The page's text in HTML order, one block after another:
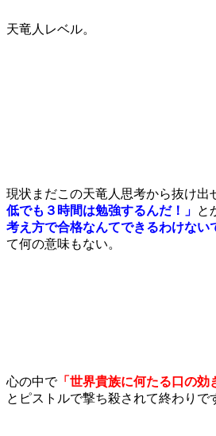
天竜人レベル。
現状まだこの天竜人思考から抜け出
低でも３時間は勉強するんだ！」 と
考え方で合格なんてできるわけない
て何の意味もない。
心の中で「世界貴族に何たる口の効
とピストルで撃ち殺されて終わりで